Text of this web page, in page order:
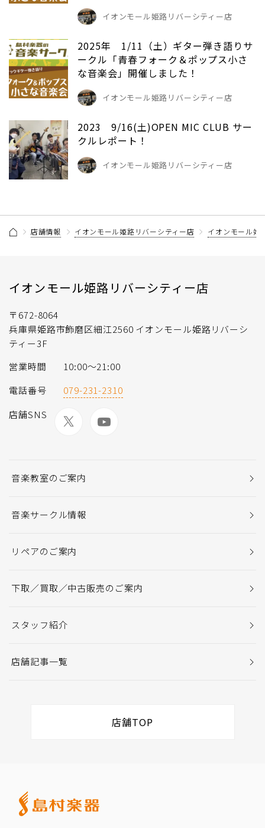
イオンモール姫路リバーシティー店
2025年 1/11（土）ギター弾き語りサ
ークル「青春フォーク＆ポップス小さ
な音楽会」開催しました！
イオンモール姫路リバーシティー店
2023 9/16(土)OPEN MIC CLUB サー
クルレポート！
イオンモール姫路リバーシティー店
店舗情報 イオンモール姫路リバーシティー店 イオンモール姫
イオンモール姫路リバーシティー店
〒672-8064
兵庫県姫路市飾磨区細江2560 イオンモール姫路リバーシ
ティー3F
営業時間
10:00〜21:00
電話番号
079-231-2310
店舗SNS
音楽教室のご案内
音楽サークル情報
リペアのご案内
下取／買取／中古販売のご案内
スタッフ紹介
店舗記事一覧
店舗TOP